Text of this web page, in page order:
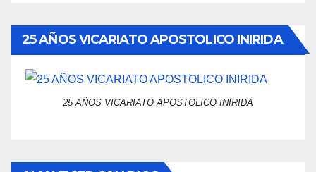
25 AÑOS VICARIATO APOSTOLICO INIRIDA
25 AÑOS VICARIATO APOSTOLICO INIRIDA